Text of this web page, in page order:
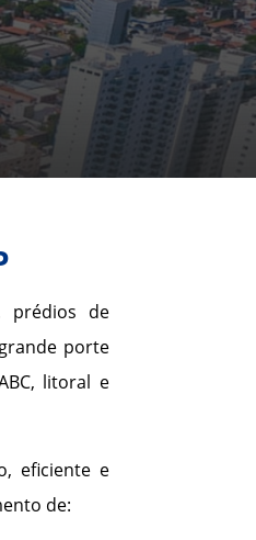
prédios de
porte
litoral e
eficiente e
de: